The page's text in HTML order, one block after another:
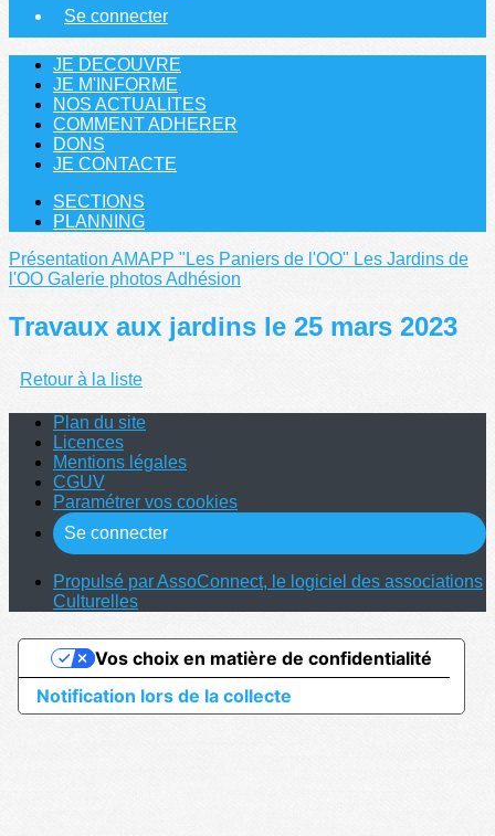
Se connecter
JE DECOUVRE
JE M'INFORME
NOS ACTUALITES
COMMENT ADHERER
DONS
JE CONTACTE
SECTIONS
PLANNING
Présentation AMAPP "Les Paniers de l'OO" Les Jardins de
l'OO Galerie photosAdhésion
Travaux aux jardins le 25 mars 2023
Retour à la liste
Plan du site
Licences
Mentions légales
CGUV
Paramétrer vos cookies
Se connecter
Propulsé par AssoConnect, le logiciel des associations
Culturelles
Notification lors de la collecte
Vos choix en matière de confidentialité